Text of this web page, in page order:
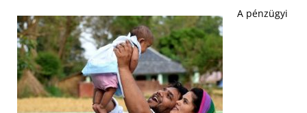
A pénzügyi